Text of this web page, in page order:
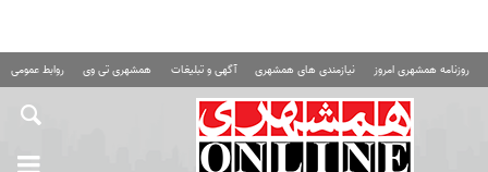
روزنامه همشهری امروز نیازمندی های همشهری آگهی و تبلیغات همشهری تی وی روابط عمومی